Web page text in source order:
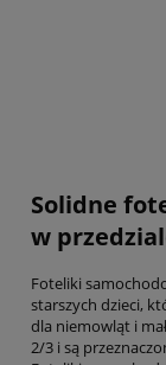
Solidne
w
Foteliki
starszych dzieci,
dla niemowląt i
2/3 i są